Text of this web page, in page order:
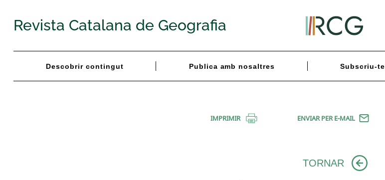
Revista Catalana de Geografia
Descobrir contingut Publica amb nosaltres Subscriu-te
IMPRIMIR ENVIAR PER E-MAIL
TORNAR